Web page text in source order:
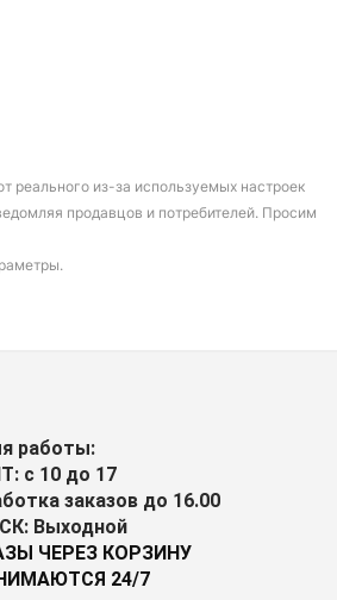
реального из-за используемых настроек
продавцов и потребителей. Просим
работы:
с 10 до 17
заказов до 16.00
Выходной
ЧЕРЕЗ КОРЗИНУ
24/7